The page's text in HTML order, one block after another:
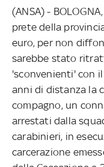
(ANSA) -
prete della
euro, per non
sarebbe stato
'sconvenienti' con
anni di distanza la
compagno, un
arrestati dalla
carabinieri, in
carcerazione